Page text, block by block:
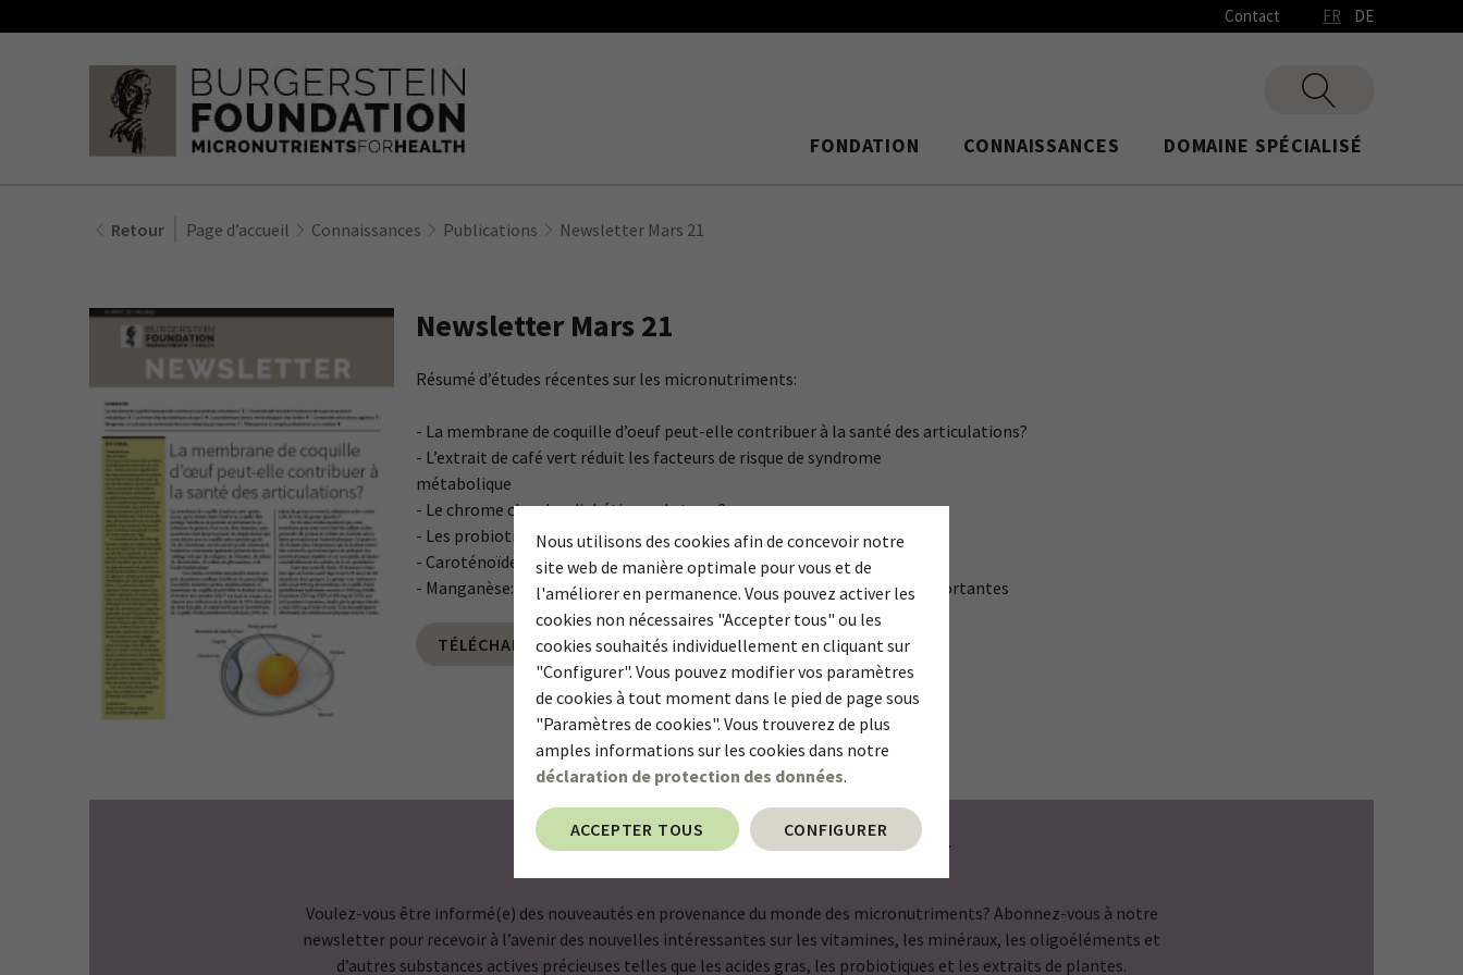
Nous utilisons des cookies afin de concevoir notre
site web de manière optimale pour vous et de
l'améliorer en permanence. Vous pouvez activer les
cookies non nécessaires "Accepter tous" ou les
cookies souhaités individuellement en cliquant sur
"Configurer". Vous pouvez modifier vos paramètres
de cookies à tout moment dans le pied de page sous
"Paramètres de cookies". Vous trouverez de plus
amples informations sur les cookies dans notre
déclaration de protection des données.
ACCEPTER TOUS CONFIGURER
Contact FR DE
FONDATION CONNAISSANCES DOMAINE SPÉCIALISÉ
Retour Page d’accueil Connaissances Publications Newsletter Mars 21
Newsletter Mars 21
Résumé d’études récentes sur les micronutriments:
- La membrane de coquille d’oeuf peut-elle contribuer à la santé des articulations?
- L’extrait de café vert réduit les facteurs de risque de syndrome
métabolique
- Le chrome chez les diabétiques de type 2
- Les probiotiques dans la rhinite allergique chez l’enfant
- Caroténoïdes et fonctions cognitives
- Manganèse: un cofacteur de nombreuses fonctions métaboliques importantes
TÉLÉCHARGEMENT
S’abonner à la newsletter
Voulez-vous être informé(e) des nouveautés en provenance du monde des micronutriments? Abonnez-vous à notre
newsletter pour recevoir à l’avenir des nouvelles intéressantes sur les vitamines, les minéraux, les oligoéléments et
d’autres substances actives précieuses telles que les acides gras, les probiotiques et les extraits de plantes.